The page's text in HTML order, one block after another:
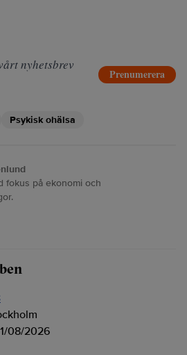
nyhetsbrev
Prenumerera
Psykisk ohälsa
fokus på ekonomi och
08/2026